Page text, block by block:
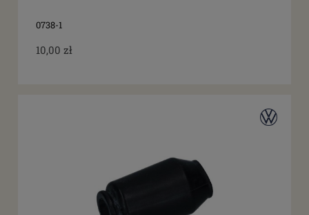
0738-1
10,00 zł